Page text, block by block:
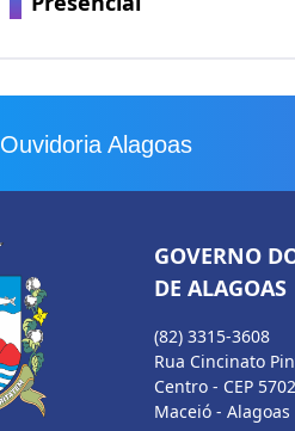
Ouvidoria Alagoas
GOVERNO
DE ALAGOAS
(82) 3315-3608
Rua Cincinato
Centro - CEP
Maceió - Alagoas